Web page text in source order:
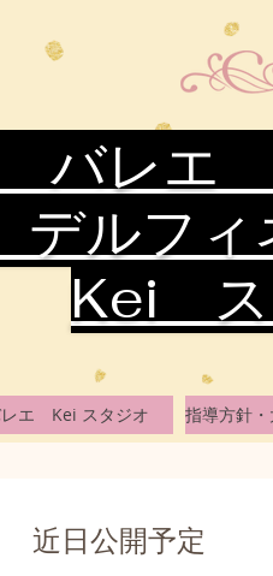
レエ
ルフィ
Kei ス
エ Kei スタジオ 指導方針
近日公開予定